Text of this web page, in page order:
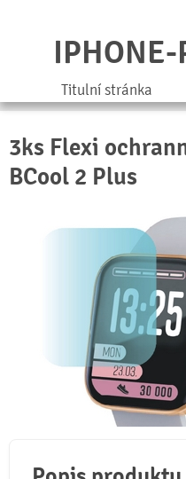
Titulní stránka
3ks Flexi
BCool 2 Plus